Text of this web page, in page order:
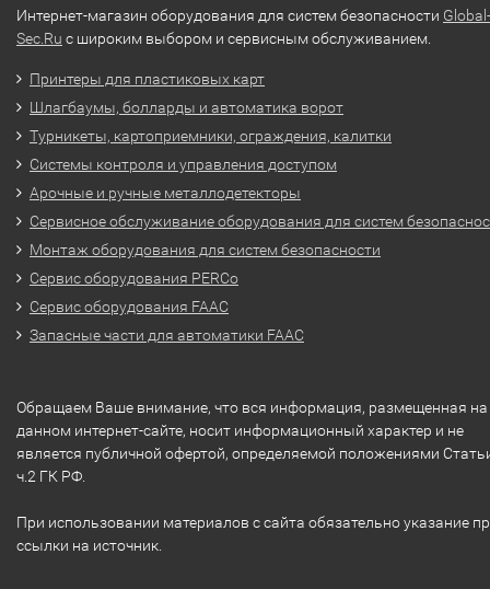
Интернет-магазин оборудования для систем безопасности Global-
Sec.Ru с широким выбором и сервисным обслуживанием.
Принтеры для пластиковых карт
Шлагбаумы, болларды и автоматика ворот
Турникеты, картоприемники, ограждения, калитки
Системы контроля и управления доступом
Арочные и ручные металлодетекторы
Сервисное обслуживание оборудования для систем
Монтаж оборудования для систем безопасности
Сервис оборудования PERCo
Сервис оборудования FAAC
Запасные части для автоматики FAAC
Обращаем Ваше внимание, что вся информация, размещенная на
данном интернет-сайте, носит информационный характер и не
является публичной офертой, определяемой положениями
ч.2 ГК РФ.
При использовании материалов с сайта обязательно указание
ссылки на источник.